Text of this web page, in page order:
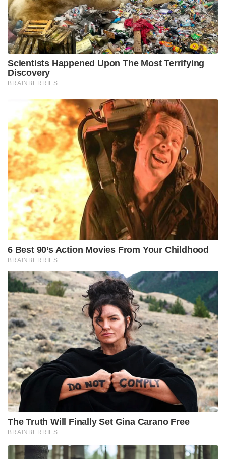
Scientists Happened Upon The Most Terrifying
Discovery
BRAINBERRIES
6 Best 90’s Action Movies From Your Childhood
BRAINBERRIES
The Truth Will Finally Set Gina Carano Free
BRAINBERRIES